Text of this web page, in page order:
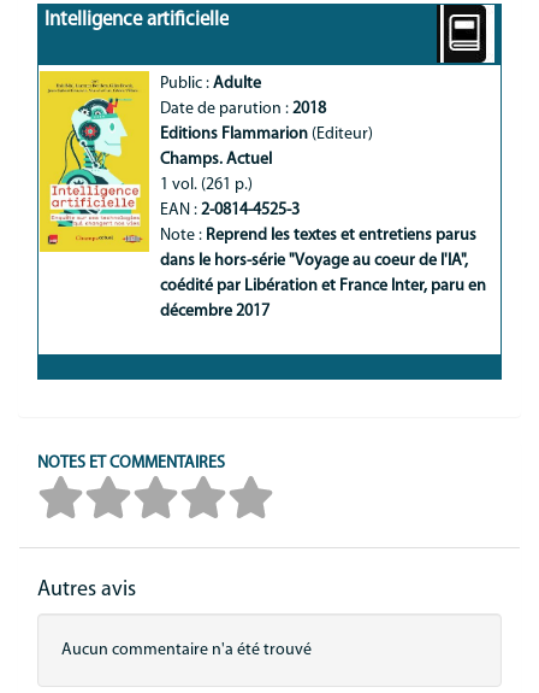
Intelligence artificielle
Public : Adulte
Date de parution : 2018
Editions Flammarion (Editeur)
Champs. Actuel
1 vol. (261 p.)
EAN : 2-0814-4525-3
Note : Reprend les textes et entretiens parus
dans le hors-série "Voyage au coeur de l'IA",
coédité par Libération et France Inter, paru en
décembre 2017
NOTES ET COMMENTAIRES
Autres avis
Aucun commentaire n'a été trouvé